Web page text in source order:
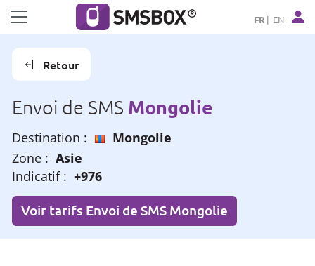
Panneau de gestion des cookies
FR EN
Retour
Envoi de SMS Mongolie
Destination :
Mongolie
Zone : Asie
Indicatif : +976
Voir tarifs Envoi de SMS Mongolie